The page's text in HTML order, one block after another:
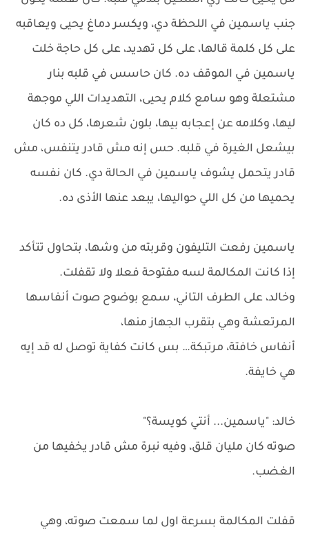
جنب ياسمين في اللحظة دي، ويكسر دماغ يحيى ويعاقبه
على كل كلمة قالها، على كل تهديد، على كل حاجة خلت
ياسمين في الموقف ده. كان حاسس في قلبه بنار
مشتعلة وهو سامع كلام يحيى، التهديدات اللي موجهة
ليها، وكلامه عن إعجابه بيها، بلون شعرها، كل ده كان
بيشعل الغيرة في قلبه. حس إنه مش قادر يتنفس، مش
قادر يتحمل يشوف ياسمين في الحالة دي. كان نفسه
يحميها من كل اللي حواليها، يبعد عنها الأذى ده.
ياسمين رفعت التليفون وقربته من وشها، بتحاول تتأكد
إذا كانت المكالمة لسه مفتوحة فعلا ولا تقفلت.
وخالد، على الطرف التاني، سمع بوضوح صوت أنفاسها
المرتعشة وهي بتقرب الجهاز منها،
أنفاس خافتة، مرتبكة… بس كانت كفاية توصل له قد إيه
هي خايفة.
خالد: "ياسمين... أنتي كويسة؟"
صوته كان مليان قلق، وفيه نبرة مش قادر يخفيها من
الغضب.
قفلت المكالمة بسرعة اول لما سمعت صوته، وهي